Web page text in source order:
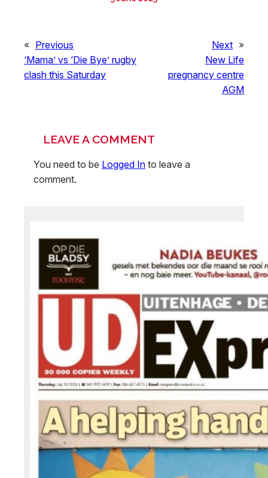
« Previous
‘Mama’ vs ‘Die Bye’ rugby
clash this Saturday
Next »
New Life
pregnancy centre
AGM
LEAVE A COMMENT
You need to be Logged In to leave a
comment.